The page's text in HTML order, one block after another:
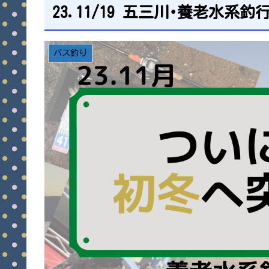
23.11/19 五三川･養老水系釣
バス釣り